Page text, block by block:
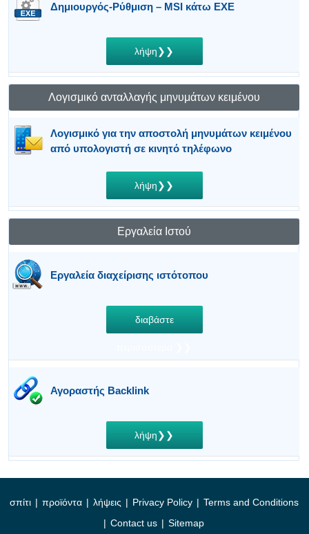
Δημιουργός-Ρύθμιση – MSI κάτω EXE
λήψη❯❯
Λογισμικό ανταλλαγής μηνυμάτων κειμένου
Λογισμικό για την αποστολή μηνυμάτων κειμένου
από υπολογιστή σε κινητό τηλέφωνο
λήψη❯❯
Εργαλεία Ιστού
Εργαλεία διαχείρισης ιστότοπου
διαβάστε
Αγοραστής Backlink
λήψη❯❯
σπίτι | προϊόντα | λήψεις | Privacy Policy | Terms and Conditions
| Contact us | Sitemap